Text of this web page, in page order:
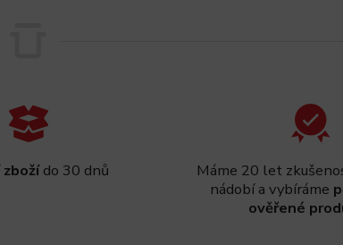
do 30 dnů
Máme 20 let
nádobí a vybíráme
ověřené